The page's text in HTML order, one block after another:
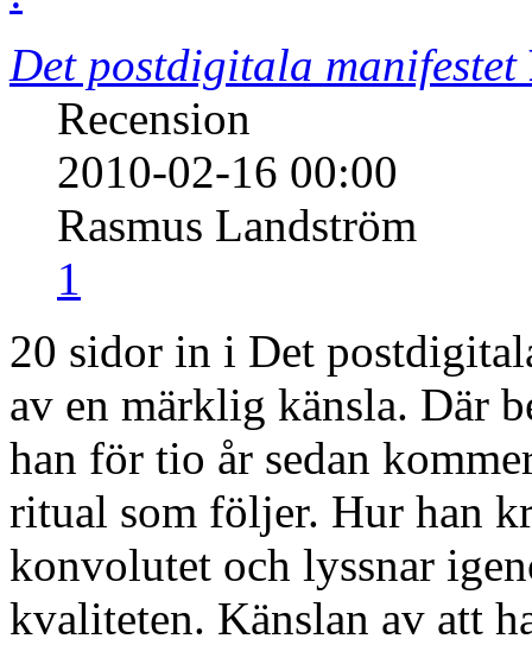
Det postdigitala manifestet
Recension
2010-02-16 00:00
Rasmus Landström
1
20 sidor in i Det
av en märklig känsla. Där
han för tio år sedan
ritual som följer. Hur han
konvolutet och lyssnar
kvaliteten. Känslan av att